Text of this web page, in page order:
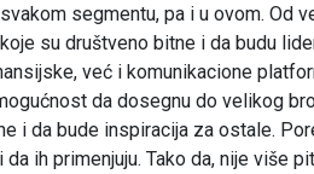
segmentu, pa i u ovom. Od
su društveno bitne i da budu
već i komunikacione
da dosegnu do velikog
i da bude inspiracija za ostale.
ih primenjuju. Tako da, nije više